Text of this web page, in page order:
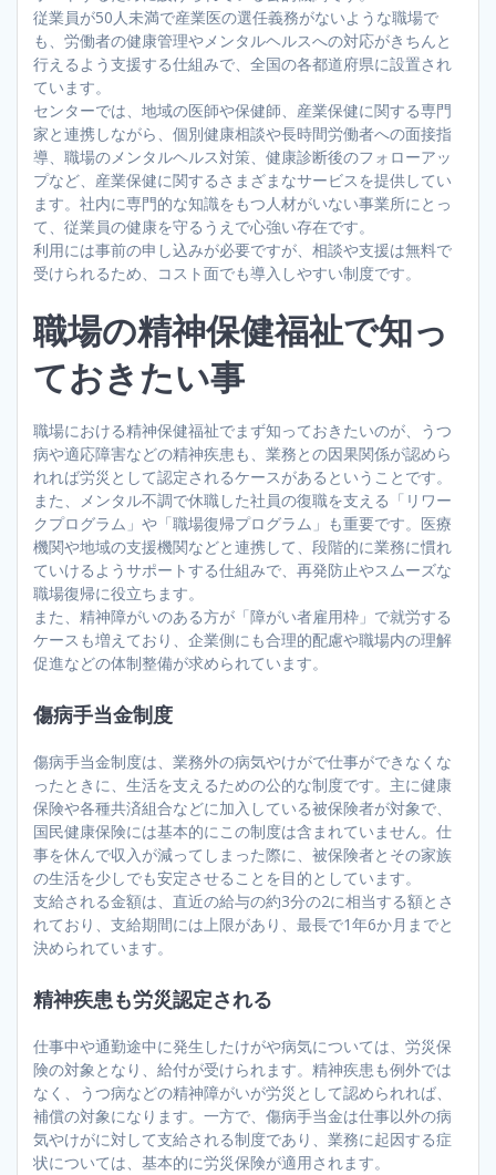
従業員が50人未満で産業医の選任義務がないような職場で
も、労働者の健康管理やメンタルヘルスへの対応がきちんと
行えるよう支援する仕組みで、全国の各都道府県に設置され
ています。
センターでは、地域の医師や保健師、産業保健に関する専門
家と連携しながら、個別健康相談や長時間労働者への面接指
導、職場のメンタルヘルス対策、健康診断後のフォローアッ
プなど、産業保健に関するさまざまなサービスを提供してい
ます。社内に専門的な知識をもつ人材がいない事業所にとっ
て、従業員の健康を守るうえで心強い存在です。
利用には事前の申し込みが必要ですが、相談や支援は無料で
受けられるため、コスト面でも導入しやすい制度です。
職場の精神保健福祉で知っ
ておきたい事
職場における精神保健福祉でまず知っておきたいのが、うつ
病や適応障害などの精神疾患も、業務との因果関係が認めら
れれば労災として認定されるケースがあるということです。
また、メンタル不調で休職した社員の復職を支える「リワー
クプログラム」や「職場復帰プログラム」も重要です。医療
機関や地域の支援機関などと連携して、段階的に業務に慣れ
ていけるようサポートする仕組みで、再発防止やスムーズな
職場復帰に役立ちます。
また、精神障がいのある方が「障がい者雇用枠」で就労する
ケースも増えており、企業側にも合理的配慮や職場内の理解
促進などの体制整備が求められています。
傷病手当金制度
傷病手当金制度は、業務外の病気やけがで仕事ができなくな
ったときに、生活を支えるための公的な制度です。主に健康
保険や各種共済組合などに加入している被保険者が対象で、
国民健康保険には基本的にこの制度は含まれていません。仕
事を休んで収入が減ってしまった際に、被保険者とその家族
の生活を少しでも安定させることを目的としています。
支給される金額は、直近の給与の約3分の2に相当する額とさ
れており、支給期間には上限があり、最長で1年6か月までと
決められています。
精神疾患も労災認定される
仕事中や通勤途中に発生したけがや病気については、労災保
険の対象となり、給付が受けられます。精神疾患も例外では
なく、うつ病などの精神障がいが労災として認められれば、
補償の対象になります。一方で、傷病手当金は仕事以外の病
気やけがに対して支給される制度であり、業務に起因する症
状については、基本的に労災保険が適用されます。